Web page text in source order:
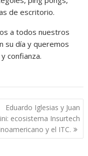
de escritorio.
a todos nuestros
su día y queremos
confianza.
Eduardo Iglesias y Juan
ecosistema Insurtech
y el ITC.